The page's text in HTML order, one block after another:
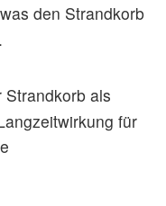
den Strandkorb
Strandkorb als
für